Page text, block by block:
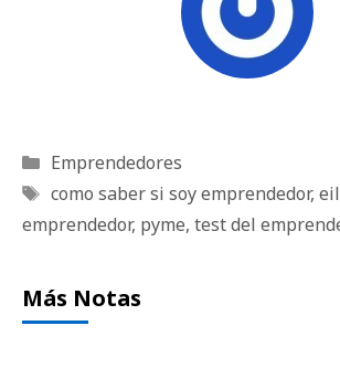
Categorías
Emprendedores
Etiquetas
como saber si soy emprendedor,
emprendedor, pyme, test del
Más Notas